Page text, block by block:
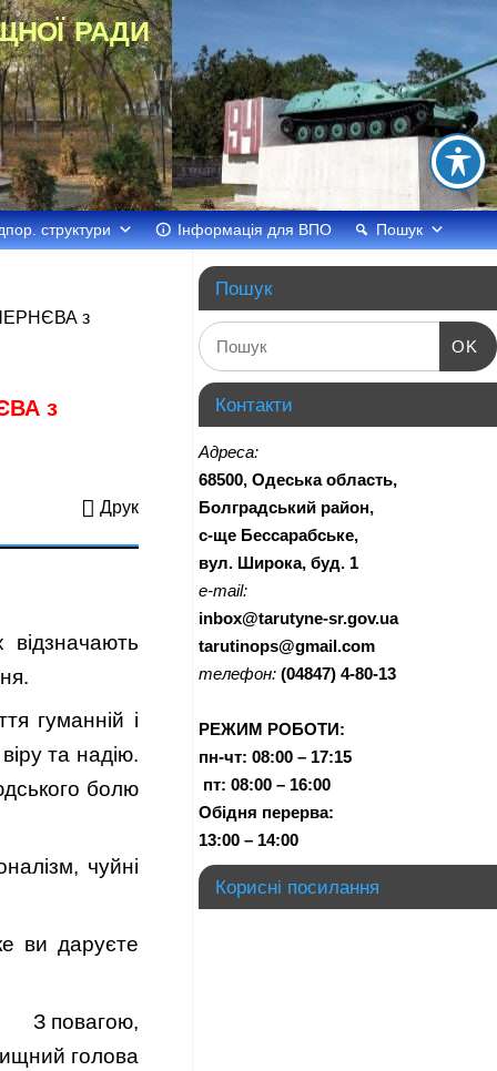
ради
структури Інформація для ВПО Пошук
ЧЕРНЄВА з
з
Друк
гуманній і
та надію.
болю
чуйні
ви даруєте
З повагою,
голова
Пошук
OK
Контакти
Адреса:
68500, Одеська область,
Болградський район,
с-ще Бессарабське,
вул. Широка, буд. 1
e-mail:
inbox@tarutyne-sr.gov.ua
tarutinops@gmail.com
телефон: (04847) 4-80-13
РЕЖИМ РОБОТИ:
пн-чт: 08:00 – 17:15
пт: 08:00 – 16:00
Обідня перерва:
13:00 – 14:00
Корисні посилання